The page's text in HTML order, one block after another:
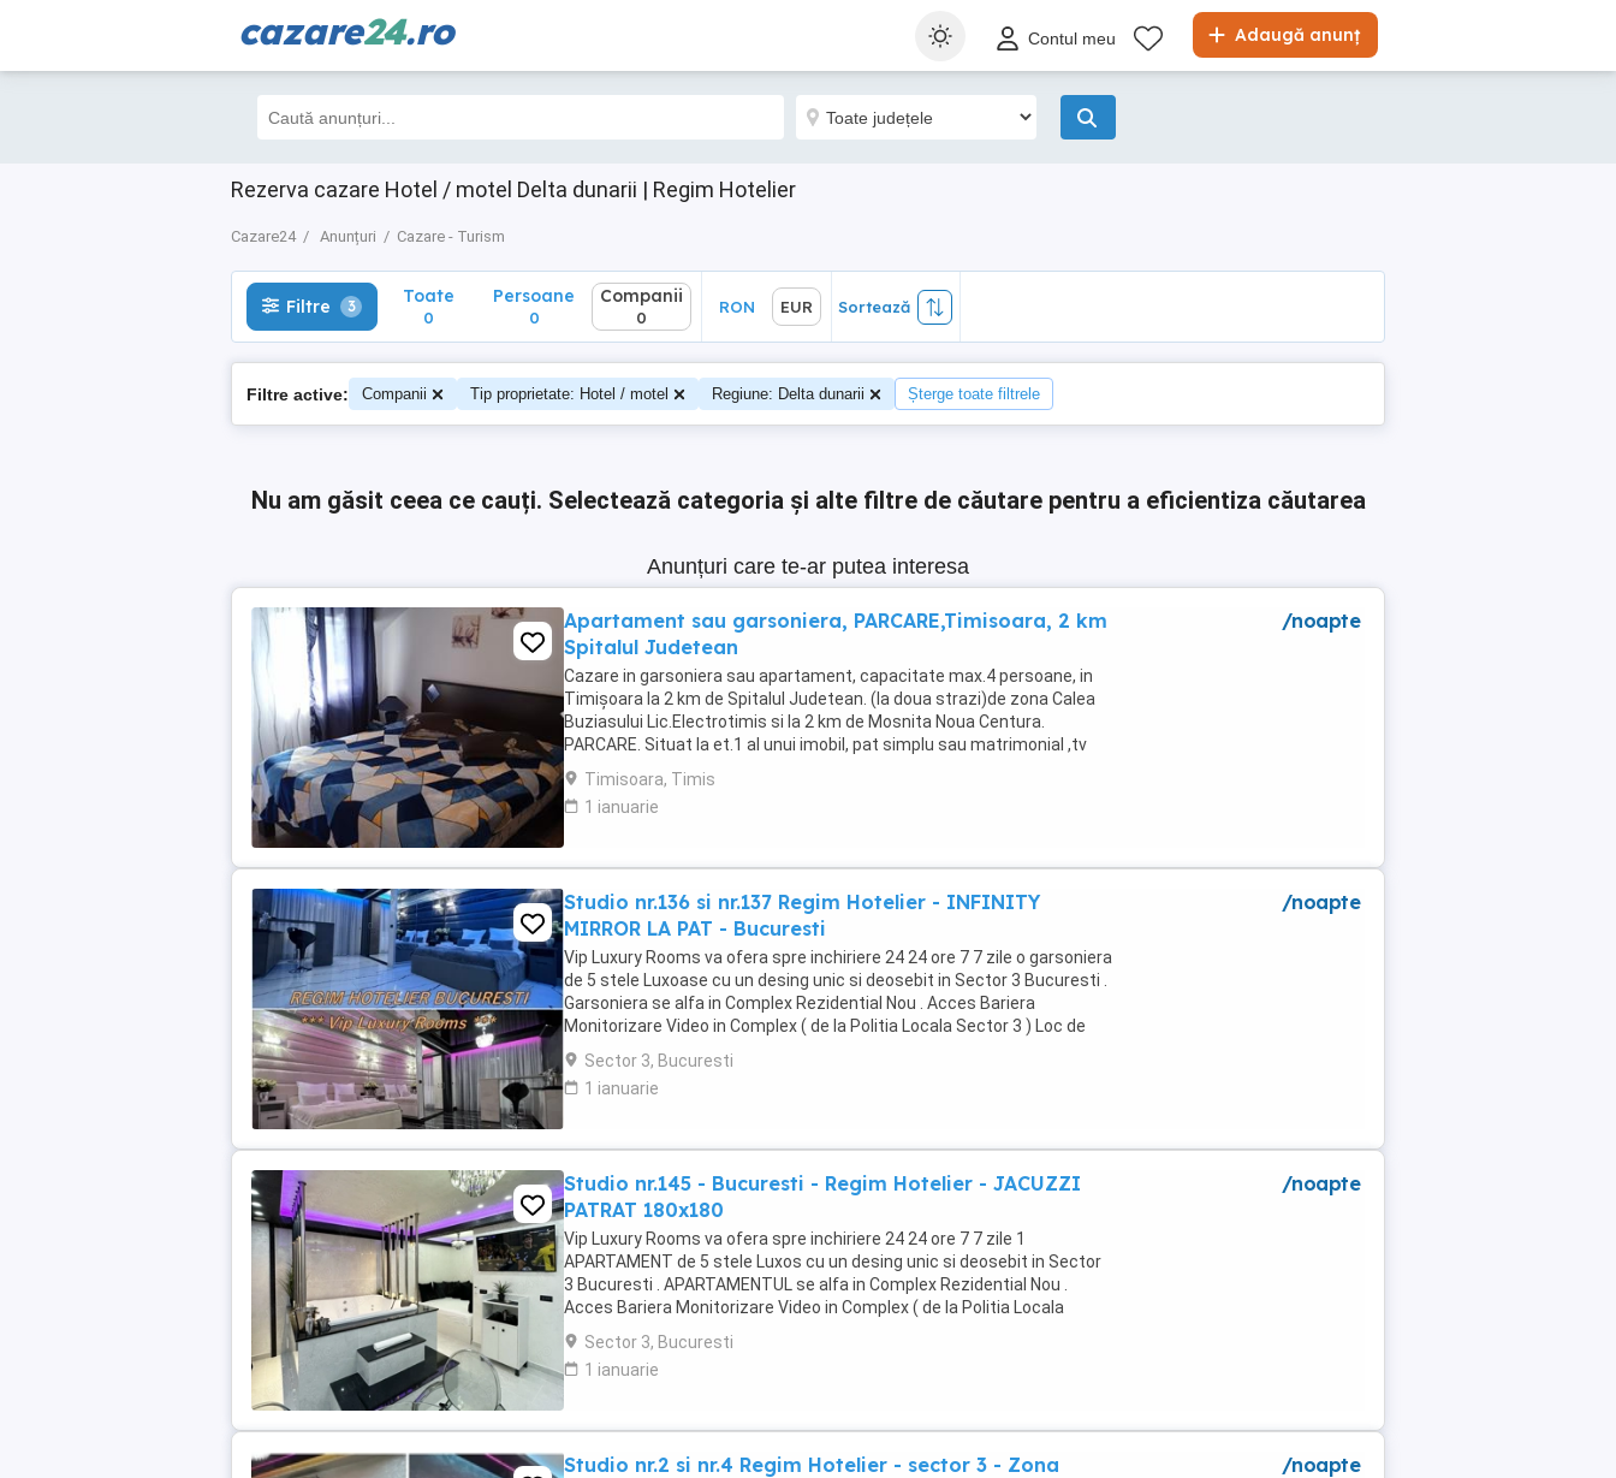
cazare24.ro Adaugă anunț
Contul meu
Rezerva cazare Hotel / motel Delta dunarii | Regim Hotelier
Cazare24 Anunțuri Cazare - Turism
Filtre 3 Toate
0
Filtre 3 Toate
0
Persoane
0
Companii
0
RON EUR Sortează
Filtre active: Companii Tip proprietate: Hotel / motel Regiune: Delta dunarii Șterge toate filtrele
Nu am găsit ceea ce cauți. Selectează categoria și alte filtre de căutare pentru a eficientiza căutarea
Anunțuri care te-ar putea interesa
Apartament sau garsoniera, PARCARE,Timisoara, 2 km
Spitalul Judetean
Cazare in garsoniera sau apartament, capacitate max.4 persoane, in
Timișoara la 2 km de Spitalul Judetean. (la doua strazi)de zona Calea
Buziasului Lic.Electrotimis si la 2 km de Mosnita Noua Centura.
PARCARE. Situat la et.1 al unui imobil, pat simplu sau matrimonial ,tv
+wifi , frigider, mașină spălat, ...
Timisoara, Timis
1 ianuarie
/noapte
Studio nr.136 si nr.137 Regim Hotelier - INFINITY
MIRROR LA PAT - Bucuresti
Vip Luxury Rooms va ofera spre inchiriere 24 24 ore 7 7 zile o garsoniera
de 5 stele Luxoase cu un desing unic si deosebit in Sector 3 Bucuresti .
Garsoniera se alfa in Complex Rezidential Nou . Acces Bariera
Monitorizare Video in Complex ( de la Politia Locala Sector 3 ) Loc de
parcare PRIVAT in complex ...
Sector 3, Bucuresti
1 ianuarie
/noapte
Studio nr.145 - Bucuresti - Regim Hotelier - JACUZZI
PATRAT 180x180
Vip Luxury Rooms va ofera spre inchiriere 24 24 ore 7 7 zile 1
APARTAMENT de 5 stele Luxos cu un desing unic si deosebit in Sector
3 Bucuresti . APARTAMENTUL se alfa in Complex Rezidential Nou .
Acces Bariera Monitorizare Video in Complex ( de la Politia Locala
Sector 3 ) Loc de parcare PRIVAT in complex ...
Sector 3, Bucuresti
1 ianuarie
/noapte
Studio nr.2 si nr.4 Regim Hotelier - sector 3 - Zona
/noapte